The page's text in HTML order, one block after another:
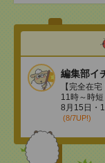
編集部イ
【完全在
11時～時
8月15日・
(8/7UP!)